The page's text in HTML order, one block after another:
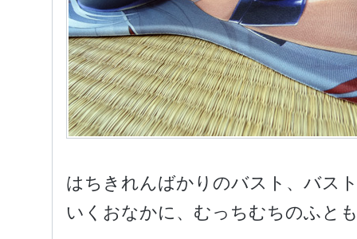
はちきれんばかりのバスト、バス
いくおなかに、むっちむちのふと